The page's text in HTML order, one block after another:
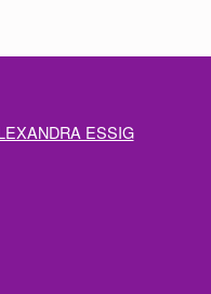
ESSIG